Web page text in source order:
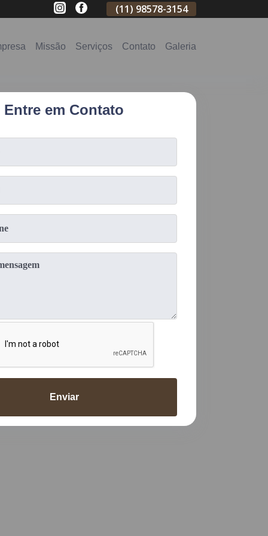
2796-3704 (11) 98578-3154
Missão Serviços Contato Galeria
Entre em Contato
Enviar